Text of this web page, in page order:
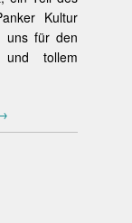
Kultur
uns für den
und tollem